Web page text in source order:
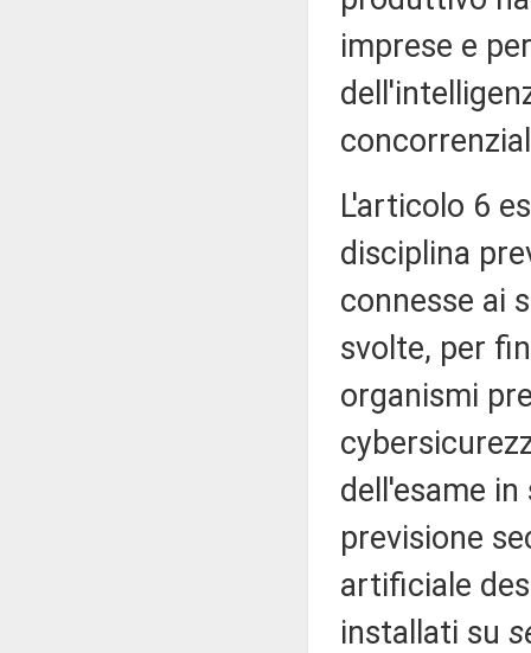
imprese e
L'articolo 6
disciplina
connesse ai
svolte, per
organismi
dell'esame
previsione
artificiale
installati su